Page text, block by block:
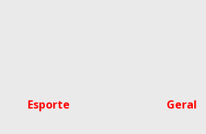
Esporte Geral